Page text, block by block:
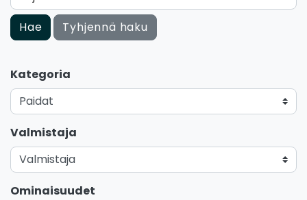
Hae Tyhjennä haku
Kategoria
Valmistaja
Ominaisuudet